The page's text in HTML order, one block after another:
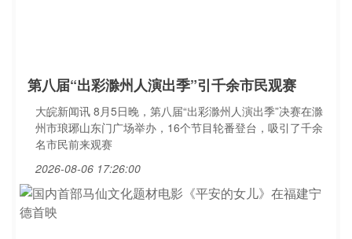
第八届“出彩滁州人演出季”引千余市民观赛
大皖新闻讯 8月5日晚，第八届“出彩滁州人演出季”决赛在滁
州市琅琊山东门广场举办，16个节目轮番登台，吸引了千余
名市民前来观赛
2026-08-06 17:26:00